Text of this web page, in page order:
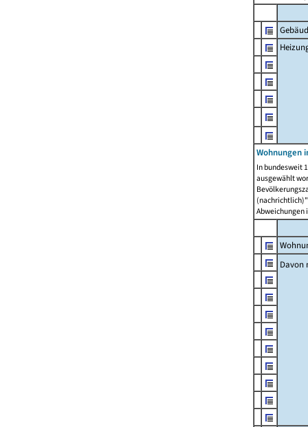
Wohnungen
In bundesweit
ausgewählt
Abweichungen
Davon